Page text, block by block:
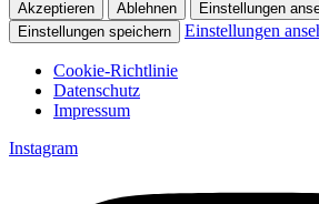
Akzeptieren Ablehnen
Einstellungen
Einstellungen speichern
Einstellungen
Cookie-Richtlinie
Datenschutz
Impressum
Zum
Instagram